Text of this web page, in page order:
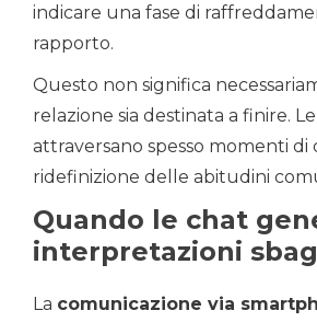
indicare una fase di
rapporto.
Questo non significa
relazione sia destinata a finire.
attraversano spesso momenti di
ridefinizione delle abitudini
Quando le chat
interpretazioni
La comunicazione via